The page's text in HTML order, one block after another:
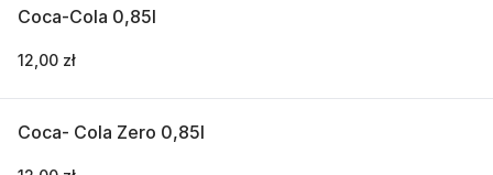
Coca-Cola 0,85l
12,00 zł
Coca- Cola Zero 0,85l